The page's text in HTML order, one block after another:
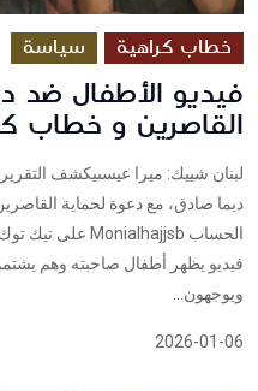
خطاب كراهية سياسة
فيديو الأطفال ضد
القاصرين و خطاب
لبنان شييك: ميرا عيسىيكشف
ديما صادق، مع دعوة لحماية
فيديو يظهر أطفال صاحبته وهم
ويوجهون...
2026-01-06